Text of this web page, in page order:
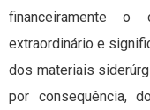
financeiramente o
extraordinário e
dos materiais
por consequência,